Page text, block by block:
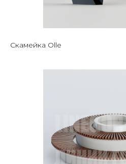
Скамейка Olle